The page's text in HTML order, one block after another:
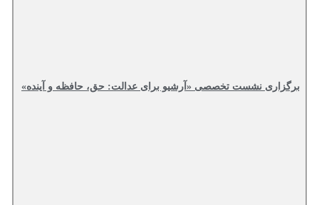
برگزاری نشست تخصصی «آرشیو برای عدالت: حق، حافظه و آینده»